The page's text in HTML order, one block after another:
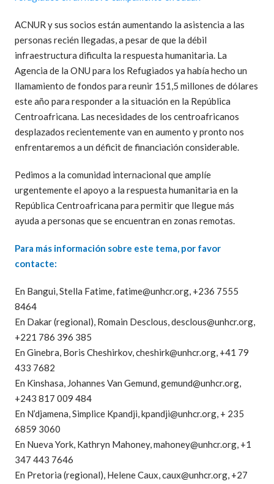
ACNUR y sus socios están aumentando la asistencia a las
personas recién llegadas, a pesar de que la débil
infraestructura dificulta la respuesta humanitaria. La
Agencia de la ONU para los Refugiados ya había hecho un
llamamiento de fondos para reunir 151,5 millones de dólares
este año para responder a la situación en la República
Centroafricana. Las necesidades de los centroafricanos
desplazados recientemente van en aumento y pronto nos
enfrentaremos a un déficit de financiación considerable.
Pedimos a la comunidad internacional que amplíe
urgentemente el apoyo a la respuesta humanitaria en la
República Centroafricana para permitir que llegue más
ayuda a personas que se encuentran en zonas remotas.
Para más información sobre este tema, por favor
contacte:
En Bangui, Stella Fatime,fatime@unhcr.org, +236 7555
8464
En Dakar (regional), Romain Desclous,desclous@unhcr.org,
+221 786 396 385
En Ginebra, Boris Cheshirkov,cheshirk@unhcr.org, +41 79
433 7682
En Kinshasa, Johannes Van Gemund,gemund@unhcr.org,
+243 817 009 484
En N’djamena, Simplice Kpandji,kpandji@unhcr.org, + 235
6859 3060
En Nueva York, Kathryn Mahoney,mahoney@unhcr.org, +1
347 443 7646
En Pretoria (regional), Helene Caux,caux@unhcr.org, +27